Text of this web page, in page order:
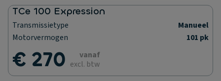
TCe 100 Expression
Transmissietype
Manueel
Motorvermogen
101 pk
€ 270
vanaf
excl. btw